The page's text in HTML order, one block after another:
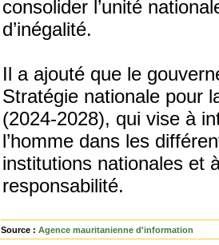
consolider l’unité
d’inégalité.
Il a ajouté que le
Stratégie nationale pour
(2024-2028), qui vise à
l’homme dans les
institutions nationales et
responsabilité.
Source : Agence mauritanienne d'information